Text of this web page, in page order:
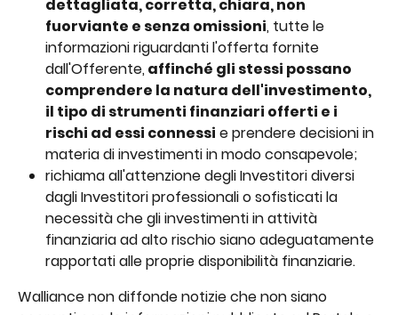
dettagliata, corretta, chiara, non
fuorviante e senza omissioni, tutte le
informazioni riguardanti l'offerta fornite
dall'Offerente, affinché gli stessi possano
comprendere la natura dell'investimento,
il tipo di strumenti finanziari offerti e i
rischi ad essi connessi e prendere decisioni in
materia di investimenti in modo consapevole;
richiama all'attenzione degli Investitori diversi
dagli Investitori professionali o sofisticati la
necessità che gli investimenti in attività
finanziaria ad alto rischio siano adeguatamente
rapportati alle proprie disponibilità finanziarie.
Walliance non diffonde notizie che non siano